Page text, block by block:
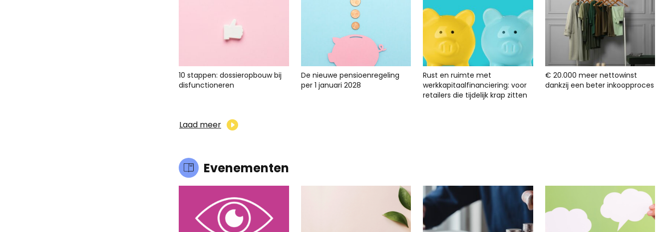
10 stappen: dossieropbouw bij
disfunctioneren
De nieuwe pensioenregeling
per 1 januari 2028
Rust en ruimte met
werkkapitaalfinanciering: voor
retailers die tijdelijk krap zitten
€ 20.000 meer nettowinst
dankzij een beter inkoopproces
Laad meer
Evenementen